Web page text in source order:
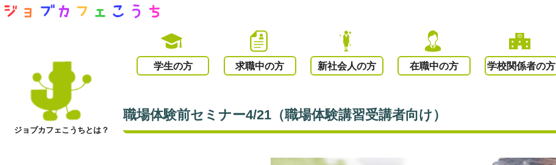
学生の方 求職中の方 新社会人の方 在職中の方 学校関係者の方
ジョブカフェこうちとは？
職場体験前セミナー4/21（職場体験講習受講者向け）